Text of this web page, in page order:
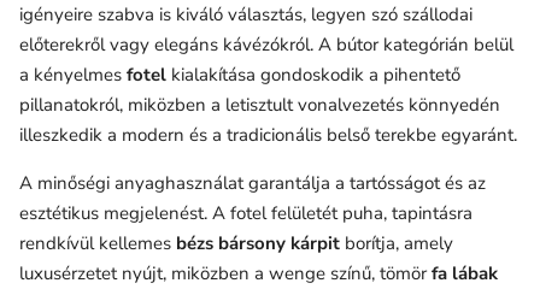
igényeire szabva is kiváló választás, legyen szó szállodai
előterekről vagy elegáns kávézókról. A bútor kategórián belül
a kényelmes fotel kialakítása gondoskodik a pihentető
pillanatokról, miközben a letisztult vonalvezetés könnyedén
illeszkedik a modern és a tradicionális belső terekbe egyaránt.
A minőségi anyaghasználat garantálja a tartósságot és az
esztétikus megjelenést. A fotel felületét puha, tapintásra
rendkívül kellemes bézs bársony kárpit borítja, amely
luxusérzetet nyújt, miközben a wenge színű, tömörfa lábak